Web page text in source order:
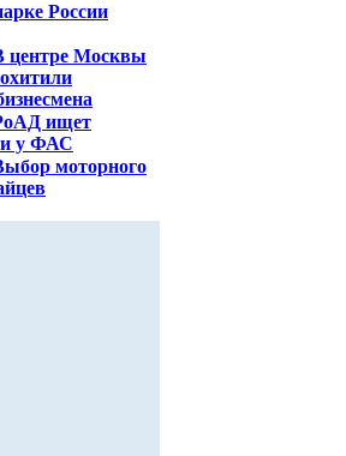
России
центре Москвы
ищет
у ФАС
моторного